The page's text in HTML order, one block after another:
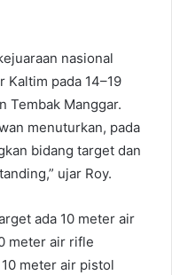
nasional
Kaltim pada 14–19
Tembak Manggar.
menuturkan, pada
bidang target dan
ujar Roy.
ada 10 meter air
meter air rifle
meter air pistol